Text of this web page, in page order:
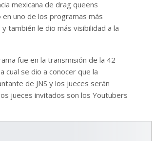
mexicana de drag queens
en uno de los programas más
también le dio más visibilidad a la
fue en la transmisión de la 42
cual se dio a conocer que la
de JNS y los jueces serán
jueces invitados son los Youtubers